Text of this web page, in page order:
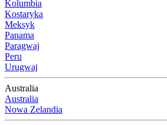
Kolumbia
Kostaryka
Meksyk
Panama
Paragwaj
Peru
Urugwaj
Australia
Australia
Nowa Zelandia